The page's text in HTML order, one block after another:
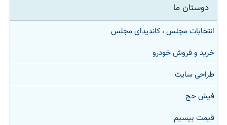
دوستان ما
انتخابات مجلس ، کاندیدای مجلس
خرید و فروش خودرو
طراحی سایت
فیش حج
قیمت بیسیم